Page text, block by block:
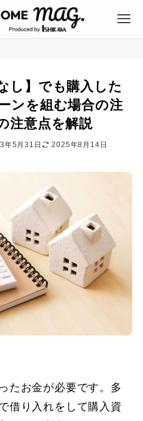
し】でも購入した
ンを組む場合の注
注意点を解説
年5月31日 2025年8月14日
たお金が必要です。多
借り入れをして購入資